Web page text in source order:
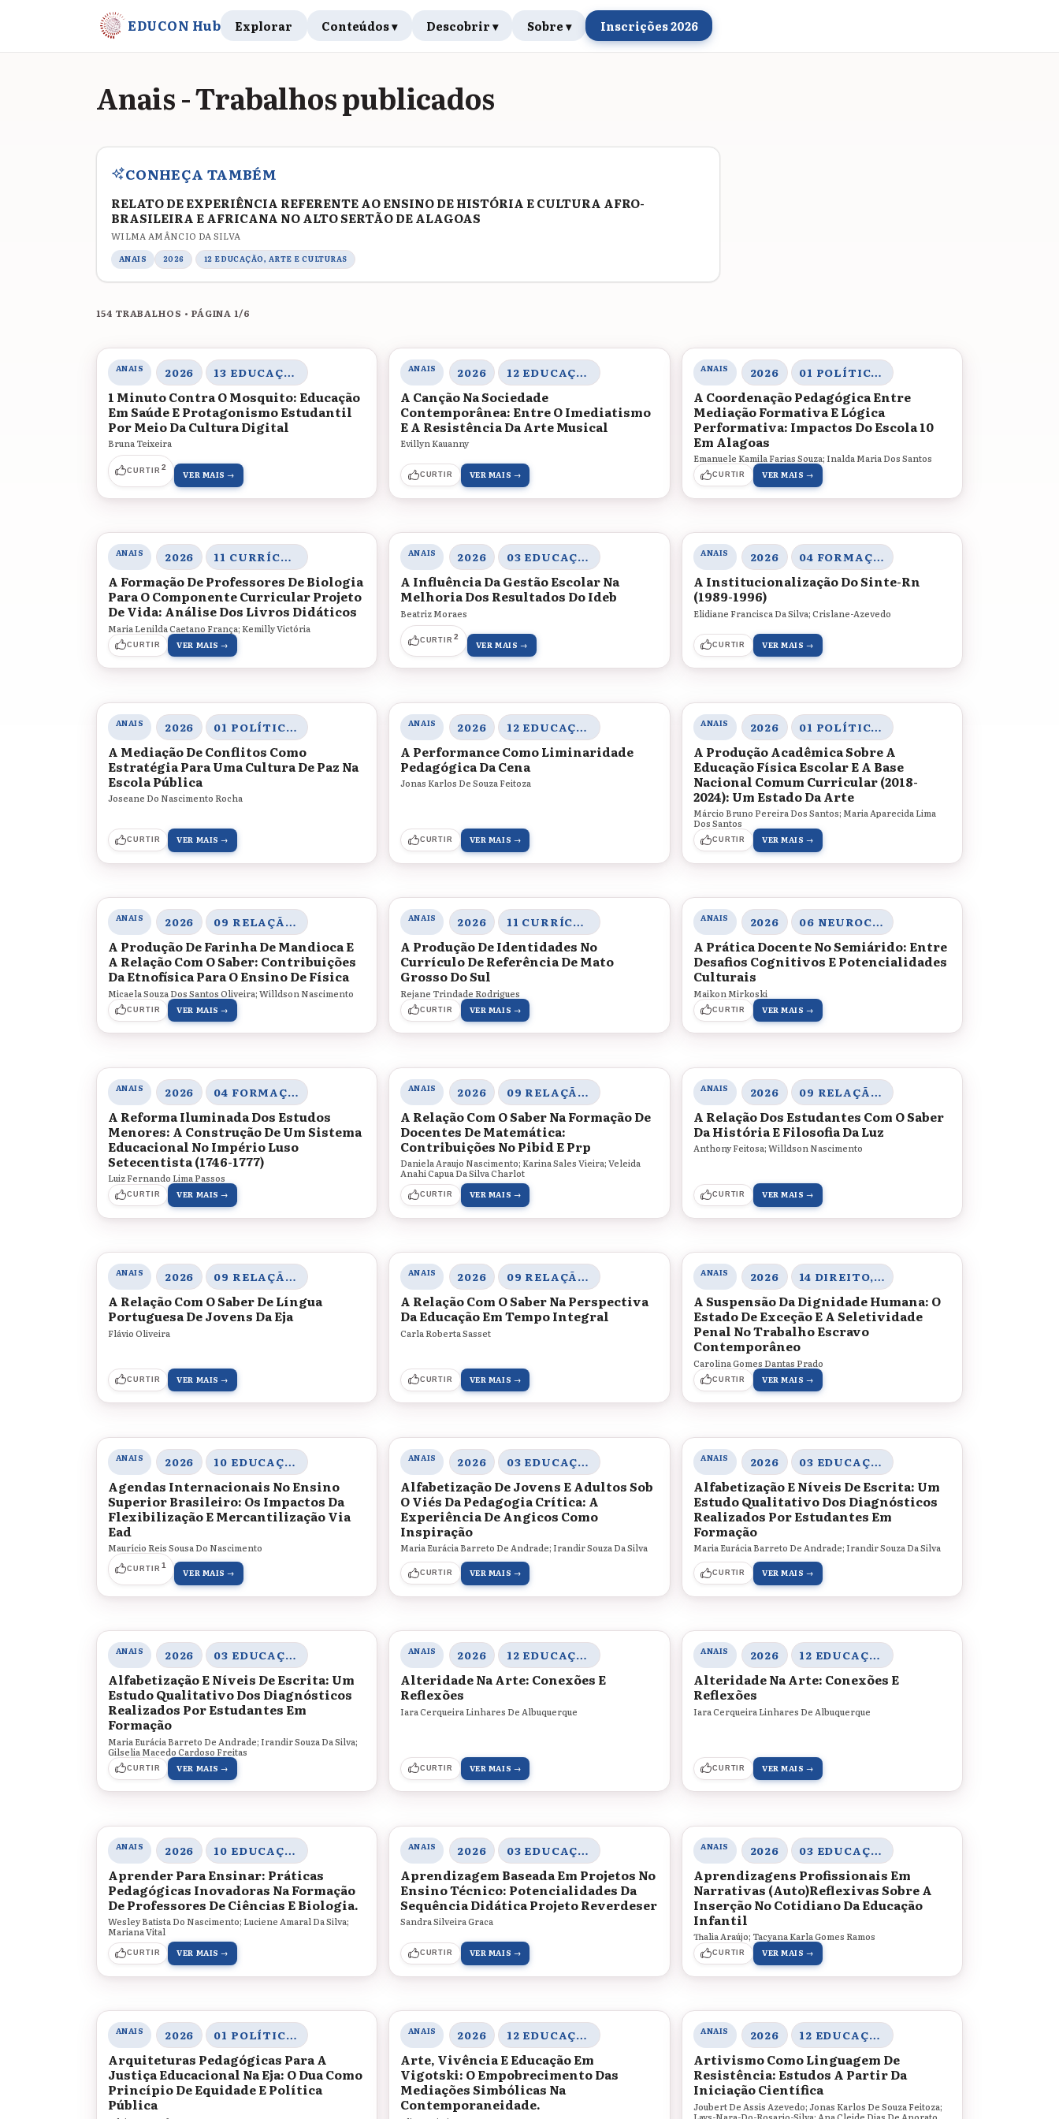
EDUCON Hub Explorar Conteúdos ▾ Descobrir ▾ Sobre ▾ Inscrições 2026
Anais - Trabalhos publicados
CONHEÇA TAMBÉM
RELATO DE EXPERIÊNCIA REFERENTE AO ENSINO DE HISTÓRIA E CULTURA AFRO-
BRASILEIRA E AFRICANA NO ALTO SERTÃO DE ALAGOAS
WILMA AMÂNCIO DA SILVA
ANAIS 2026 12 EDUCAÇÃO, ARTE E CULTURAS
154 TRABALHOS • PÁGINA 1/6
ANAIS 2026 13 EDUCAÇÃO E SAÚDE: SABERES E PRÁTICAS INTEGRADAS
1 Minuto Contra O Mosquito: Educação
Em Saúde E Protagonismo Estudantil
Por Meio Da Cultura Digital
Bruna Teixeira
CURTIR 2
VER MAIS →
ANAIS 2026 12 EDUCAÇÃO, ARTE E CULTURAS
A Canção Na Sociedade
Contemporânea: Entre O Imediatismo
E A Resistência Da Arte Musical
Evillyn Kauanny
CURTIR VER MAIS →
ANAIS 2026 01 POLÍTICAS EDUCACIONAIS, DIVERSIDADE E JUSTIÇA SOCIAL
A Coordenação Pedagógica Entre
Mediação Formativa E Lógica
Performativa: Impactos Do Escola 10
Em Alagoas
Emanuele Kamila Farias Souza; Inalda Maria Dos Santos
CURTIR VER MAIS →
ANAIS 2026 11 CURRÍCULO, GESTÃO ESCOLAR E PRÁTICAS PEDAGÓGICAS
A Formação De Professores De Biologia
Para O Componente Curricular Projeto
De Vida: Análise Dos Livros Didáticos
Maria Lenilda Caetano França; Kemilly Victória
CURTIR VER MAIS →
ANAIS 2026 03 EDUCAÇÃO, SOCIEDADE E PRÁTICAS EDUCATIVAS
A Influência Da Gestão Escolar Na
Melhoria Dos Resultados Do Ideb
Beatriz Moraes
CURTIR 2
VER MAIS →
ANAIS 2026 04 FORMAÇÃO DOCENTE, MEMÓRIA E HISTÓRIA DA EDUCAÇÃO
A Institucionalização Do Sinte-Rn
(1989-1996)
Elidiane Francisca Da Silva; Crislane-Azevedo
CURTIR VER MAIS →
ANAIS 2026 01 POLÍTICAS EDUCACIONAIS, DIVERSIDADE E JUSTIÇA SOCIAL
A Mediação De Conflitos Como
Estratégia Para Uma Cultura De Paz Na
Escola Pública
Joseane Do Nascimento Rocha
CURTIR VER MAIS →
ANAIS 2026 12 EDUCAÇÃO, ARTE E CULTURAS
A Performance Como Liminaridade
Pedagógica Da Cena
Jonas Karlos De Souza Feitoza
CURTIR VER MAIS →
ANAIS 2026 01 POLÍTICAS EDUCACIONAIS, DIVERSIDADE E JUSTIÇA SOCIAL
A Produção Acadêmica Sobre A
Educação Física Escolar E A Base
Nacional Comum Curricular (2018-
2024): Um Estado Da Arte
Márcio Bruno Pereira Dos Santos; Maria Aparecida Lima
Dos Santos
CURTIR VER MAIS →
ANAIS 2026 09 RELAÇÃO COM O SABER
A Produção De Farinha De Mandioca E
A Relação Com O Saber: Contribuições
Da Etnofísica Para O Ensino De Física
Micaela Souza Dos Santos Oliveira; Willdson Nascimento
CURTIR VER MAIS →
ANAIS 2026 11 CURRÍCULO, GESTÃO ESCOLAR E PRÁTICAS PEDAGÓGICAS
A Produção De Identidades No
Currículo De Referência De Mato
Grosso Do Sul
Rejane Trindade Rodrigues
CURTIR VER MAIS →
ANAIS 2026 06 NEUROCIÊNCIA, APRENDIZAGEM E HUMANIDADES
A Prática Docente No Semiárido: Entre
Desafios Cognitivos E Potencialidades
Culturais
Maikon Mirkoski
CURTIR VER MAIS →
ANAIS 2026 04 FORMAÇÃO DOCENTE, MEMÓRIA E HISTÓRIA DA EDUCAÇÃO
A Reforma Iluminada Dos Estudos
Menores: A Construção De Um Sistema
Educacional No Império Luso
Setecentista (1746-1777)
Luiz Fernando Lima Passos
CURTIR VER MAIS →
ANAIS 2026 09 RELAÇÃO COM O SABER
A Relação Com O Saber Na Formação De
Docentes De Matemática:
Contribuições No Pibid E Prp
Daniela Araujo Nascimento; Karina Sales Vieira; Veleida
Anahi Capua Da Silva Charlot
CURTIR VER MAIS →
ANAIS 2026 09 RELAÇÃO COM O SABER
A Relação Dos Estudantes Com O Saber
Da História E Filosofia Da Luz
Anthony Feitosa; Willdson Nascimento
CURTIR VER MAIS →
ANAIS 2026 09 RELAÇÃO COM O SABER
A Relação Com O Saber De Língua
Portuguesa De Jovens Da Eja
Flávio Oliveira
CURTIR VER MAIS →
ANAIS 2026 09 RELAÇÃO COM O SABER
A Relação Com O Saber Na Perspectiva
Da Educação Em Tempo Integral
Carla Roberta Sasset
CURTIR VER MAIS →
ANAIS 2026 14 DIREITO, SOCIEDADE E CONTEMPORANEIDADE
A Suspensão Da Dignidade Humana: O
Estado De Exceção E A Seletividade
Penal No Trabalho Escravo
Contemporâneo
Carolina Gomes Dantas Prado
CURTIR VER MAIS →
ANAIS 2026 10 EDUCAÇÃO SUPERIOR, JUVENTUDE E INTERNACIONALIZAÇÃO
Agendas Internacionais No Ensino
Superior Brasileiro: Os Impactos Da
Flexibilização E Mercantilização Via
Ead
Maurício Reis Sousa Do Nascimento
CURTIR 1
VER MAIS →
ANAIS 2026 03 EDUCAÇÃO, SOCIEDADE E PRÁTICAS EDUCATIVAS
Alfabetização De Jovens E Adultos Sob
O Viés Da Pedagogia Crítica: A
Experiência De Angicos Como
Inspiração
Maria Eurácia Barreto De Andrade; Irandir Souza Da Silva
CURTIR VER MAIS →
ANAIS 2026 03 EDUCAÇÃO, SOCIEDADE E PRÁTICAS EDUCATIVAS
Alfabetização E Níveis De Escrita: Um
Estudo Qualitativo Dos Diagnósticos
Realizados Por Estudantes Em
Formação
Maria Eurácia Barreto De Andrade; Irandir Souza Da Silva
CURTIR VER MAIS →
ANAIS 2026 03 EDUCAÇÃO, SOCIEDADE E PRÁTICAS EDUCATIVAS
Alfabetização E Níveis De Escrita: Um
Estudo Qualitativo Dos Diagnósticos
Realizados Por Estudantes Em
Formação
Maria Eurácia Barreto De Andrade; Irandir Souza Da Silva;
Gilselia Macedo Cardoso Freitas
CURTIR VER MAIS →
ANAIS 2026 12 EDUCAÇÃO, ARTE E CULTURAS
Alteridade Na Arte: Conexões E
Reflexões
Iara Cerqueira Linhares De Albuquerque
CURTIR VER MAIS →
ANAIS 2026 12 EDUCAÇÃO, ARTE E CULTURAS
Alteridade Na Arte: Conexões E
Reflexões
Iara Cerqueira Linhares De Albuquerque
CURTIR VER MAIS →
ANAIS 2026 10 EDUCAÇÃO SUPERIOR, JUVENTUDE E INTERNACIONALIZAÇÃO
Aprender Para Ensinar: Práticas
Pedagógicas Inovadoras Na Formação
De Professores De Ciências E Biologia.
Wesley Batista Do Nascimento; Luciene Amaral Da Silva;
Mariana Vital
CURTIR VER MAIS →
ANAIS 2026 03 EDUCAÇÃO, SOCIEDADE E PRÁTICAS EDUCATIVAS
Aprendizagem Baseada Em Projetos No
Ensino Técnico: Potencialidades Da
Sequência Didática Projeto Reverdeser
Sandra Silveira Graca
CURTIR VER MAIS →
ANAIS 2026 03 EDUCAÇÃO, SOCIEDADE E PRÁTICAS EDUCATIVAS
Aprendizagens Profissionais Em
Narrativas (Auto)Reflexivas Sobre A
Inserção No Cotidiano Da Educação
Infantil
Thalia Araújo; Tacyana Karla Gomes Ramos
CURTIR VER MAIS →
ANAIS 2026 01 POLÍTICAS EDUCACIONAIS, DIVERSIDADE E JUSTIÇA SOCIAL
Arquiteturas Pedagógicas Para A
Justiça Educacional Na Eja: O Dua Como
Princípio De Equidade E Política
Pública
ANAIS 2026 12 EDUCAÇÃO, ARTE E CULTURAS
Arte, Vivência E Educação Em
Vigotski: O Empobrecimento Das
Mediações Simbólicas Na
Contemporaneidade.
ANAIS 2026 12 EDUCAÇÃO, ARTE E CULTURAS
Artivismo Como Linguagem De
Resistência: Estudos A Partir Da
Iniciação Científica
Joubert De Assis Azevedo; Jonas Karlos De Souza Feitoza;